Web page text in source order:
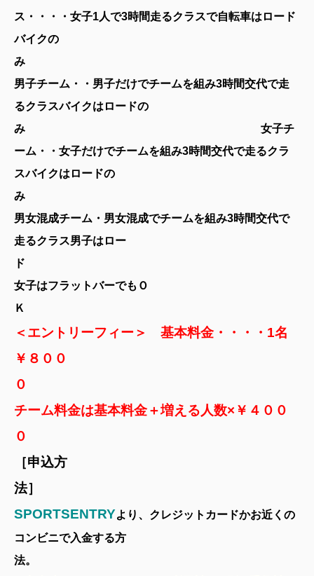
ス・・・・女子1人で3時間走るクラスで自転車はロード
バイクの
男子チーム・・男子だけでチームを組み3時間交代で走
るクラスバイクはロードの
み 女子チ
ーム・・女子だけでチームを組み3時間交代で走るクラ
スバイクはロードの
み
男女混成チーム・男女混成でチームを組み3時間交代で
走るクラス男子はロー
ド
女子はフラットバーでもＯ
＜エントリーフィー＞ 基本料金・・・・1名
￥８００
チーム料金は基本料金＋増える人数×￥４００
［申込方
SPORTSENTRYより、クレジットカードかお近くの
コンビニで入金する方
法